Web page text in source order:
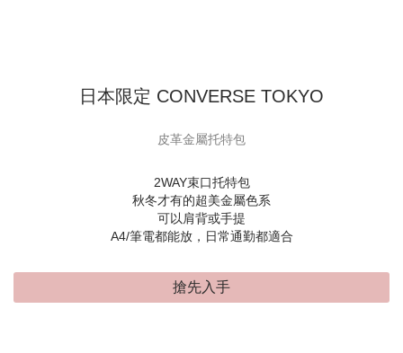
日本限定 CONVERSE TOKYO
皮革金屬托特包
2WAY束口托特包
秋冬才有的超美金屬色系
可以肩背或手提
A4/筆電都能放，日常通勤都適合
搶先入手